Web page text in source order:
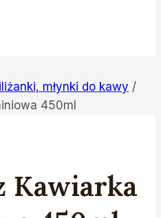
młynki do kawy /
450ml
Kawiarka